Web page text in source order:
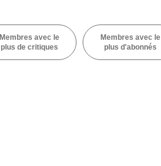
Membres avec le
plus de critiques
Membres avec le
plus d'abonnés